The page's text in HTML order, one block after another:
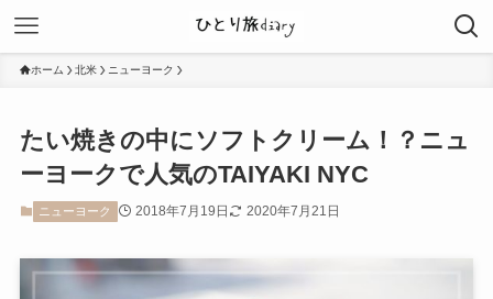
ホーム 北米 ニューヨーク
たい焼きの中にソフトクリーム！？ニュ
ーヨークで人気のTAIYAKI NYC
ニューヨーク 2018年7月19日 2020年7月21日